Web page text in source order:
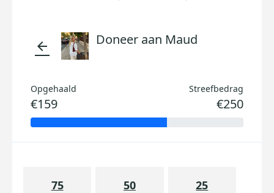
arrow_back Doneer aan Maud
Opgehaald
€159
Streefbedrag
€250
75 50 25